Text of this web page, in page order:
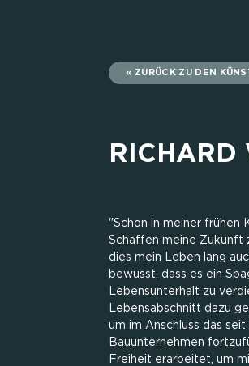
ZURÜCK ZU DEN
RICHARD
"Schon in meiner frühen
Schaffen meine Zukunft
dies mein Leben lang
bewusst, dass es ein
Lebensunterhalt zu
Lebensabschnitt dazu
um im Anschluss das
Bauunternehmen
Freiheit erarbeitet, um